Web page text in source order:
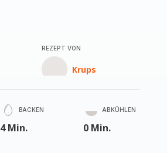
REZEPT VON
Krups
BACKEN
4 Min.
ABKÜHLEN
0 Min.